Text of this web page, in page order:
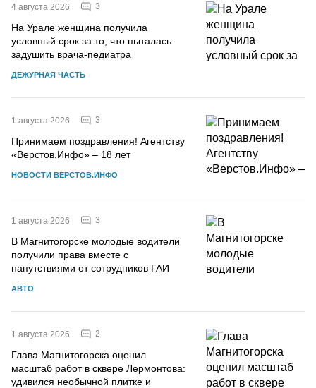
4 августа 2026 3
На Урале женщина получила
условный срок за то, что пыталась
задушить врача-педиатра
ДЕЖУРНАЯ ЧАСТЬ
1 августа 2026 3
Принимаем поздравления! Агентству
«Верстов.Инфо» – 18 лет
НОВОСТИ ВЕРСТОВ.ИНФО
1 августа 2026 3
В Магнитогорске молодые водители
получили права вместе с
напутствиями от сотрудников ГАИ
АВТО
1 августа 2026 2
Глава Магнитогорска оценил
масштаб работ в сквере Лермонтова:
удивился необычной плитке и